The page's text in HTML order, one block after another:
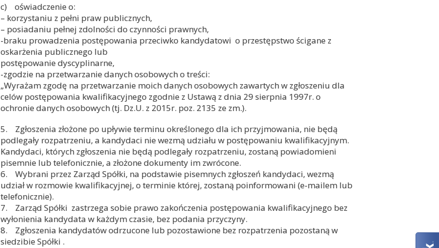
c) oświadczenie o:
– korzystaniu z pełni praw publicznych,
– posiadaniu pełnej zdolności do czynności prawnych,
-braku prowadzenia postępowania przeciwko kandydatowi o przestępstwo ścigane z
oskarżenia publicznego lub
postępowanie dyscyplinarne,
-zgodzie na przetwarzanie danych osobowych o treści:
„Wyrażam zgodę na przetwarzanie moich danych osobowych zawartych w zgłoszeniu dla
celów postępowania kwalifikacyjnego zgodnie z Ustawą z dnia 29 sierpnia 1997r. o
ochronie danych osobowych (tj. Dz.U. z 2015r. poz. 2135 ze zm.).
5. Zgłoszenia złożone po upływie terminu określonego dla ich przyjmowania, nie będą
podlegały rozpatrzeniu, a kandydaci nie wezmą udziału w postępowaniu kwalifikacyjnym.
Kandydaci, których zgłoszenia nie będą podlegały rozpatrzeniu, zostaną powiadomieni
pisemnie lub telefonicznie, a złożone dokumenty im zwrócone.
6. Wybrani przez Zarząd Spółki, na podstawie pisemnych zgłoszeń kandydaci, wezmą
udział w rozmowie kwalifikacyjnej, o terminie której, zostaną poinformowani (e-mailem lub
telefonicznie).
7. Zarząd Spółki zastrzega sobie prawo zakończenia postępowania kwalifikacyjnego bez
wyłonienia kandydata w każdym czasie, bez podania przyczyny.
8. Zgłoszenia kandydatów odrzucone lub pozostawione bez rozpatrzenia pozostaną w
siedzibie Spółki .